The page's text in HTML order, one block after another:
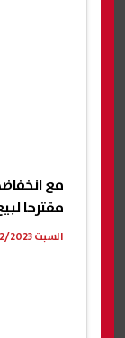
مع
مقترحا
السبت 25/02/2023 03:45 م